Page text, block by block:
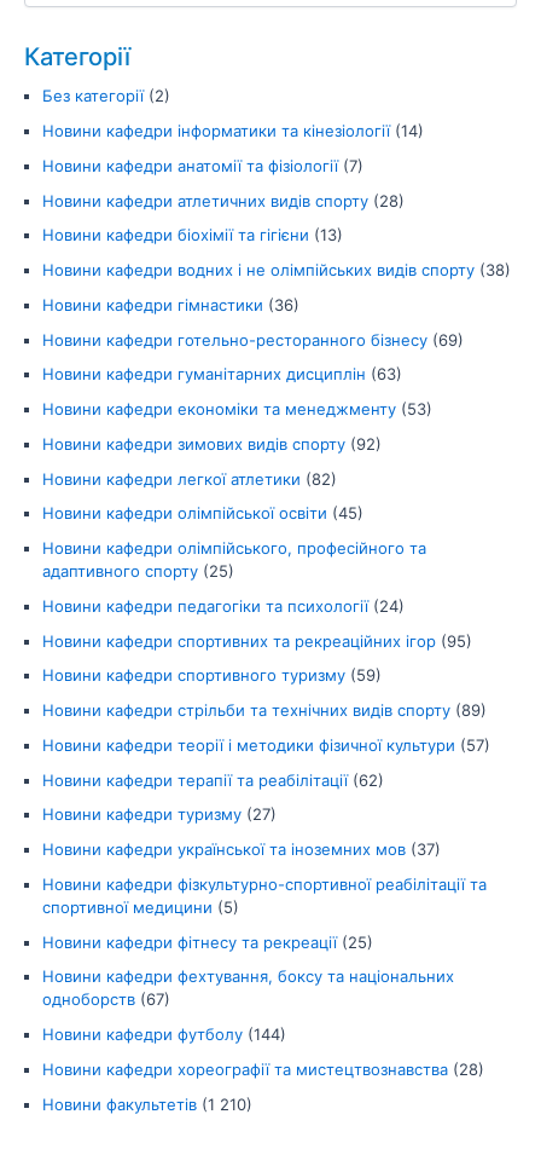
Категорії
Без категорії(2)
Новини кафедри інформатики та кінезіології(14)
Новини кафедри анатомії та фізіології(7)
Новини кафедри атлетичних видів спорту (28)
Новини кафедри біохімії та гігієни (13)
Новини кафедри водних і не олімпійських видів спорту (38)
Новини кафедри гімнастики (36)
Новини кафедри готельно-ресторанного бізнесу (69)
Новини кафедри гуманітарних дисциплін (63)
Новини кафедри економіки та менеджменту (53)
Новини кафедри зимових видів спорту (92)
Новини кафедри легкої атлетики (82)
Новини кафедри олімпійської освіти (45)
Новини кафедри олімпійського, професійного та
адаптивного спорту (25)
Новини кафедри педагогіки та психології(24)
Новини кафедри спортивних та рекреаційних ігор (95)
Новини кафедри спортивного туризму (59)
Новини кафедри стрільби та технічних видів спорту (89)
Новини кафедри теорії і методики фізичної культури (57)
Новини кафедри терапії та реабілітації(62)
Новини кафедри туризму (27)
Новини кафедри української та іноземних мов (37)
Новини кафедри фізкультурно-спортивної реабілітації та
спортивної медицини (5)
Новини кафедри фітнесу та рекреації(25)
Новини кафедри фехтування, боксу та національних
одноборств (67)
Новини кафедри футболу (144)
Новини кафедри хореографії та мистецтвознавства (28)
Новини факультетів (1 210)